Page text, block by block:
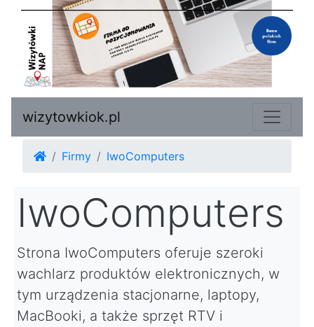
wizytowkiok.pl
Firmy IwoComputers
IwoComputers
Strona IwoComputers oferuje szeroki
wachlarz produktów elektronicznych, w
tym urządzenia stacjonarne, laptopy,
MacBooki, a także sprzęt RTV i